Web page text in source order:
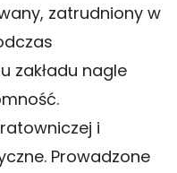
zatrudniony w
zakładu nagle
i
Prowadzone